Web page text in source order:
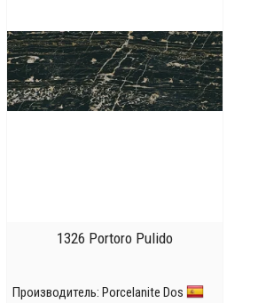
1326 Portoro Pulido
Производитель: Porcelanite Dos